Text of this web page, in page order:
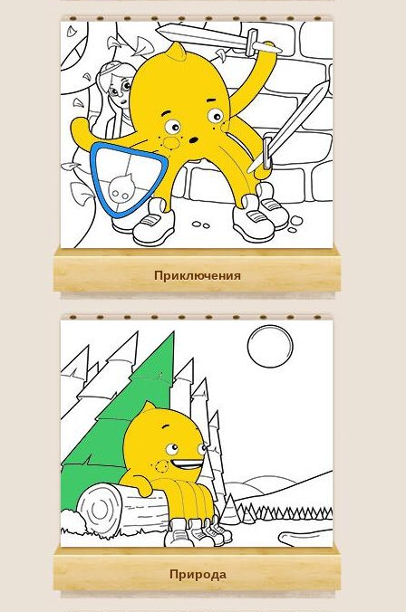
Приключения
Природа